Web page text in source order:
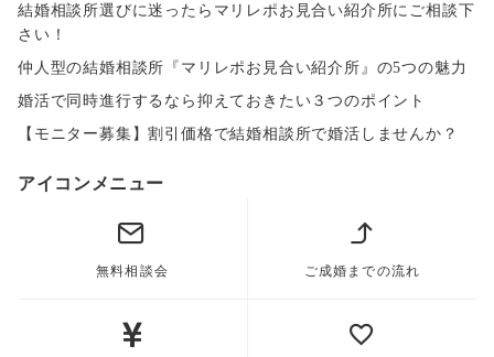
結婚相談所選びに迷ったらマリレポお見合い紹介所にご相談下
さい！
仲人型の結婚相談所『マリレポお見合い紹介所』の5つの魅力
婚活で同時進行するなら抑えておきたい３つのポイント
【モニター募集】割引価格で結婚相談所で婚活しませんか？
アイコンメニュー
無料相談会 ご成婚までの流れ